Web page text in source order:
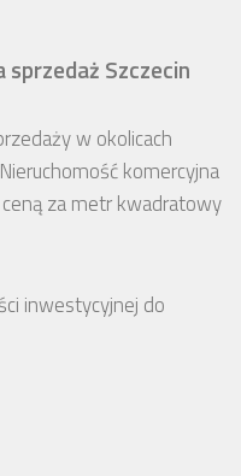
Szczecin
w okolicach
komercyjna
za metr kwadratowy